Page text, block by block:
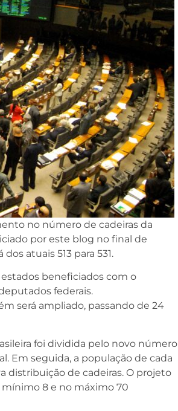
no número de cadeiras da
por este blog no final de
atuais 513 para 531.
beneficiados com o
federais.
será ampliado, passando de 24
foi dividida pelo novo número
Em seguida, a população de cada
distribuição de cadeiras. O projeto
8 e no máximo 70